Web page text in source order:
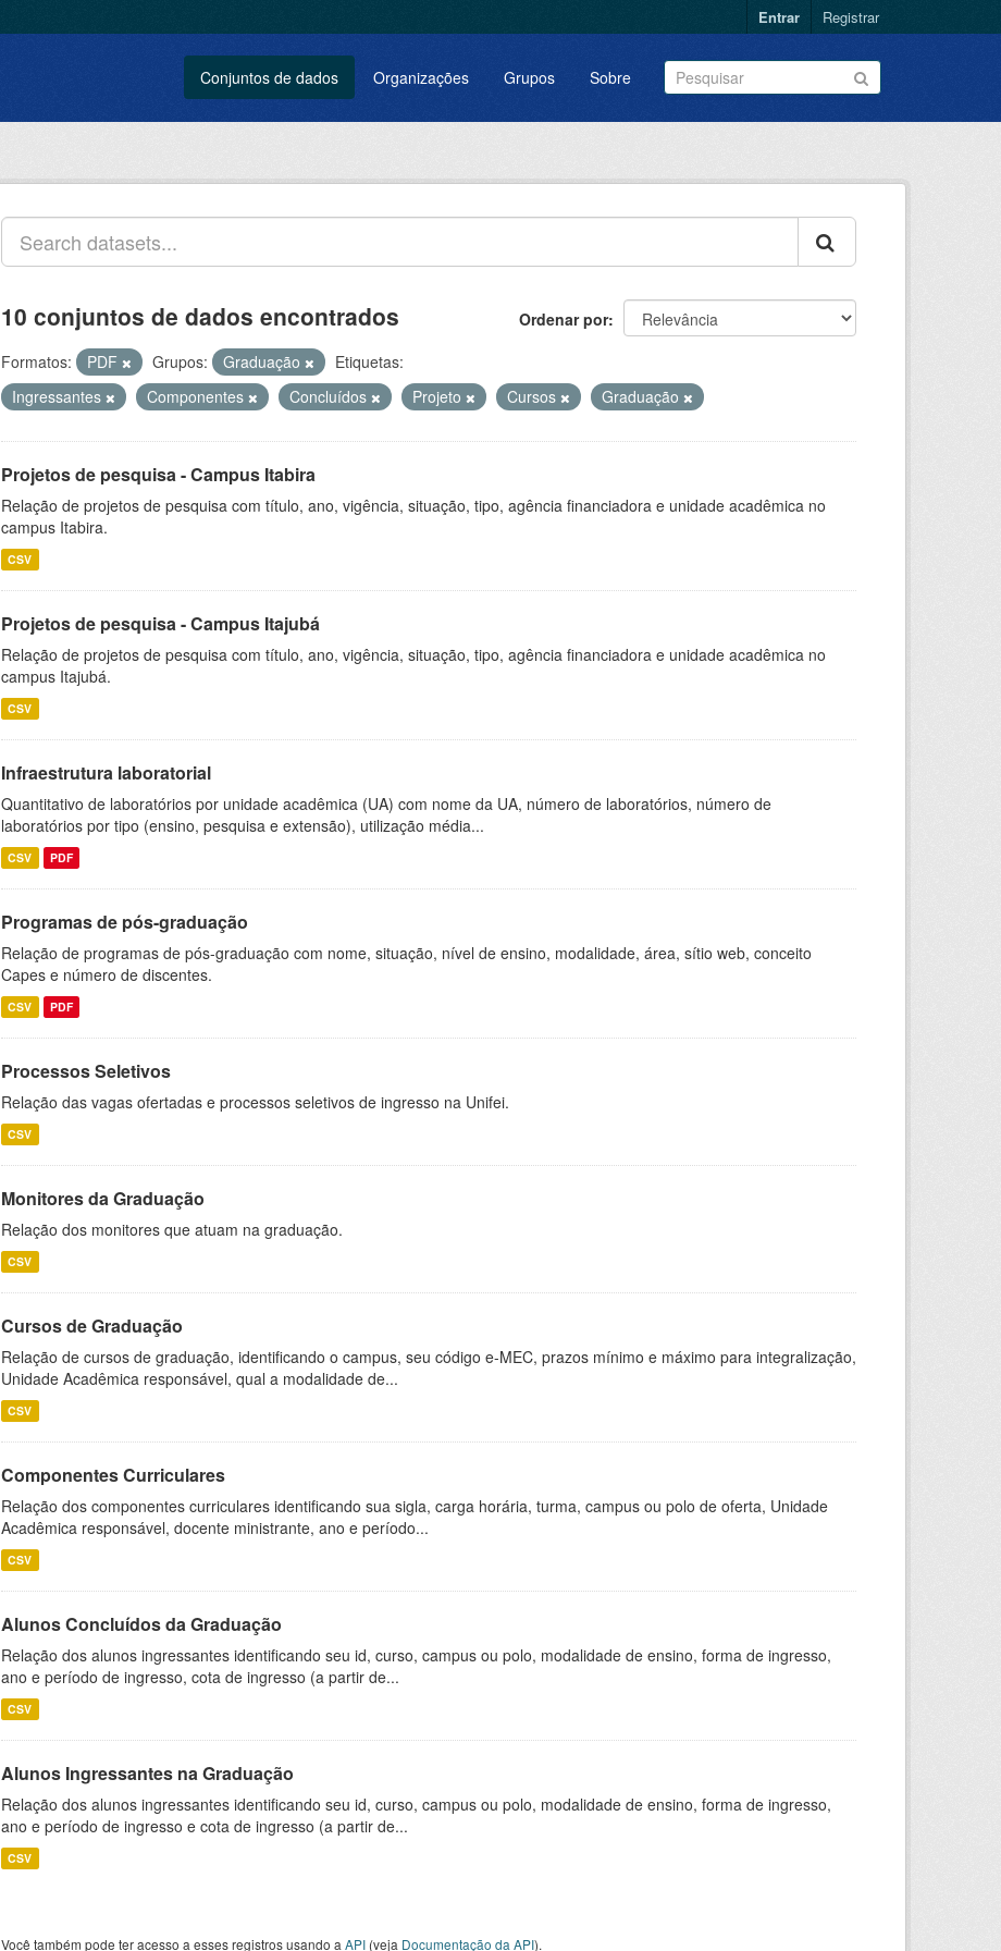
Entrar Registrar
Conjuntos de dados Organizações Grupos Sobre
Ordenar por
10 conjuntos de dados encontrados
Formatos: PDF Grupos: Graduação
Etiquetas:
Ingressantes
Componentes Concluídos Projeto Cursos Graduação
Projetos de pesquisa - Campus Itabira
Relação de projetos de pesquisa com título, ano, vigência, situação, tipo, agência financiadora e unidade acadêmica no
campus Itabira.
CSV
Projetos de pesquisa - Campus Itajubá
Relação de projetos de pesquisa com título, ano, vigência, situação, tipo, agência financiadora e unidade acadêmica no
campus Itajubá.
CSV
Infraestrutura laboratorial
Quantitativo de laboratórios por unidade acadêmica (UA) com nome da UA, número de laboratórios, número de
laboratórios por tipo (ensino, pesquisa e extensão), utilização média...
CSV PDF
Programas de pós-graduação
Relação de programas de pós-graduação com nome, situação, nível de ensino, modalidade, área, sítio web, conceito
Capes e número de discentes.
CSV PDF
Processos Seletivos
Relação das vagas ofertadas e processos seletivos de ingresso na Unifei.
CSV
Monitores da Graduação
Relação dos monitores que atuam na graduação.
CSV
Cursos de Graduação
Relação de cursos de graduação, identificando o campus, seu código e-MEC, prazos mínimo e máximo para integralização,
Unidade Acadêmica responsável, qual a modalidade de...
CSV
Componentes Curriculares
Relação dos componentes curriculares identificando sua sigla, carga horária, turma, campus ou polo de oferta, Unidade
Acadêmica responsável, docente ministrante, ano e período...
CSV
Alunos Concluídos da Graduação
Relação dos alunos ingressantes identificando seu id, curso, campus ou polo, modalidade de ensino, forma de ingresso,
ano e período de ingresso, cota de ingresso (a partir de...
CSV
Alunos Ingressantes na Graduação
Relação dos alunos ingressantes identificando seu id, curso, campus ou polo, modalidade de ensino, forma de ingresso,
ano e período de ingresso e cota de ingresso (a partir de...
CSV
Você também pode ter acesso a esses registros usando a API (veja Documentação da API).